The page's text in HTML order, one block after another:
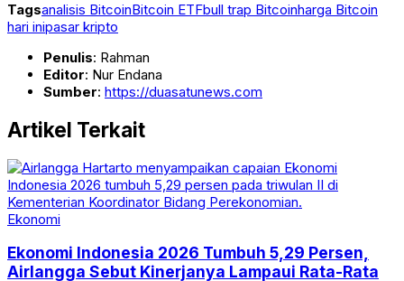
Tagsanalisis BitcoinBitcoin ETFbull trap Bitcoinharga Bitcoin
hari inipasar kripto
Penulis: Rahman
Editor: Nur Endana
Sumber: https://duasatunews.com
Artikel Terkait
Ekonomi
Ekonomi Indonesia 2026 Tumbuh 5,29 Persen,
Airlangga Sebut Kinerjanya Lampaui Rata-Rata